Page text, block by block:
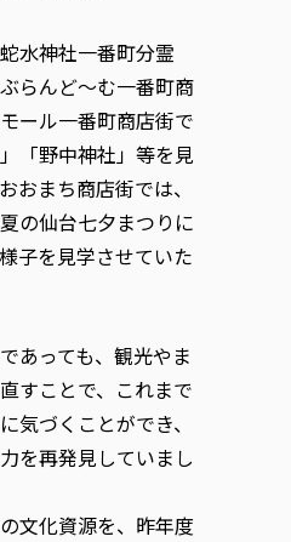
時預かり）
水神社一番町分霊
らんど～む一番町商
ール一番町商店街で
「野中神社」等を見
おまち商店街では、
の仙台七夕まつりに
子を見学させていた
あっても、観光やま
すことで、これまで
気づくことができ、
を再発見していまし
文化資源を、昨年度